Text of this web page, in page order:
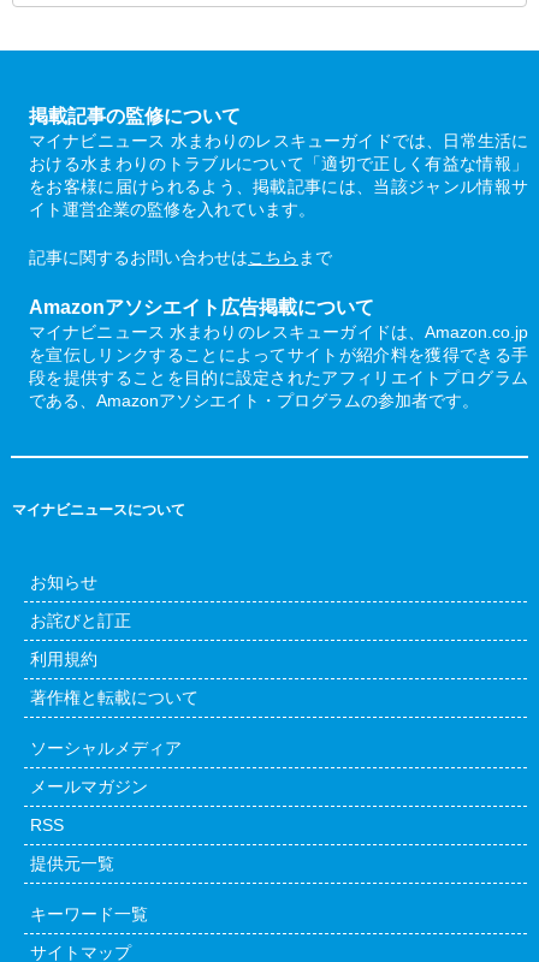
掲載記事の監修について
マイナビニュース 水まわりのレスキューガイドでは、日常生活に
おける水まわりのトラブルについて「適切で正しく有益な情報」
をお客様に届けられるよう、掲載記事には、当該ジャンル情報サ
イト運営企業の監修を入れています。
記事に関するお問い合わせはこちら まで
Amazonアソシエイト広告掲載について
マイナビニュース 水まわりのレスキューガイドは、Amazon.co.jp
を宣伝しリンクすることによってサイトが紹介料を獲得できる手
段を提供することを目的に設定されたアフィリエイトプログラム
である、Amazonアソシエイト・プログラムの参加者です。
マイナビニュースについて
お知らせ
お詫びと訂正
利用規約
著作権と転載について
ソーシャルメディア
メールマガジン
RSS
提供元一覧
キーワード一覧
サイトマップ